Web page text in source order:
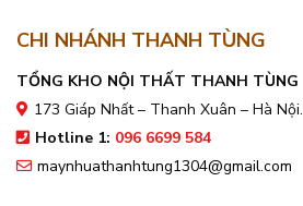
CHI NHÁNH THANH TÙNG
TỔNG KHO NỘI THẤT THANH TÙNG
173 Giáp Nhất – Thanh Xuân – Hà Nội.
Hotline 1: 096 6699 584
maynhuathanhtung1304@gmail.com